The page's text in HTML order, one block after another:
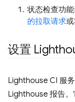
状态检查功
的拉取请求
设置
Lighthouse CI 服
Lighthouse 报告